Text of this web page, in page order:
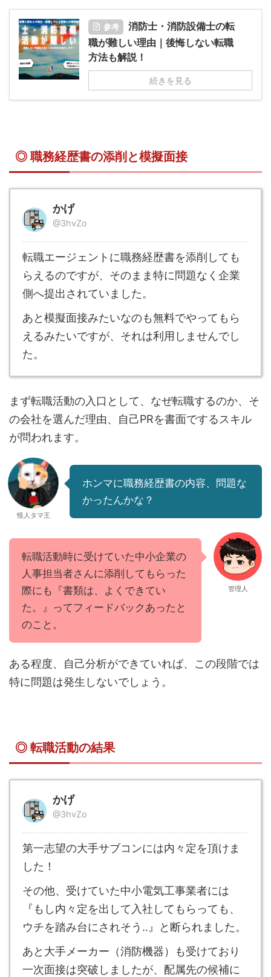
参考
消防士・消防設備士の転
職が難しい理由｜後悔しない転職
方法も解説！
続きを見る
◎ 職務経歴書の添削と模擬面接
かげ
@3hvZo
転職エージェントに職務経歴書を添削しても
らえるのですが、そのまま特に問題なく企業
側へ提出されていました。
あと模擬面接みたいなのも無料でやってもら
えるみたいですが、それは利用しませんでし
た。
まず転職活動の入口として、なぜ転職するのか、そ
の会社を選んだ理由、自己PRを書面でするスキル
が問われます。
怪人タマ王
ホンマに職務経歴書の内容、問題な
かったんかな？
転職活動時に受けていた中小企業の
人事担当者さんに添削してもらった
際にも『書類は、よくできてい
た。』ってフィードバックあったと
のこと。
管理人
ある程度、自己分析ができていれば、この段階では
特に問題は発生しないでしょう。
◎ 転職活動の結果
かげ
@3hvZo
第一志望の大手サブコンには内々定を頂けま
した！
その他、受けていた中小電気工事業者には
『もし内々定を出して入社してもらっても、
ウチを踏み台にされそう‥』と断られました。
あと大手メーカー（消防機器）も受けており
一次面接は突破しましたが、配属先の候補に